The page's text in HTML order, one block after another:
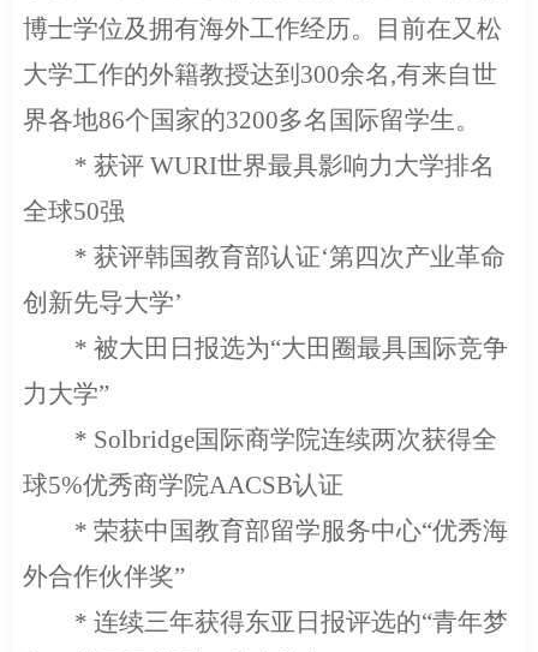
博士学位及拥有海外工作经历。目前在又松
大学工作的外籍教授达到 300余名,有来自世
界各地86个国家的3200多名国际留学生。
* 获评WURI世界最具影响力大学排名
全球50强
* 获评韩国教育部认证‘第四次产业革命
创新先导大学’
* 被大田日报选为“大田圈最具国际竞争
力大学”
* Solbridge国际商学院连续两次获得全
球5%优秀商学院AACSB认证
* 荣获中国教育部留学服务中心“优秀海
外合作伙伴奖”
* 连续三年获得东亚日报评选的“青年梦